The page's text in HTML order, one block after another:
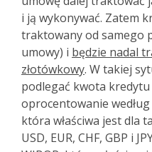
i ją wykonywać. Zatem
traktowany od samego
umowy) i będzie nadal
złotówkowy. W takiej
podlegać kwota
oprocentowanie
która właściwa jest dla
USD, EUR, CHF, GBP i